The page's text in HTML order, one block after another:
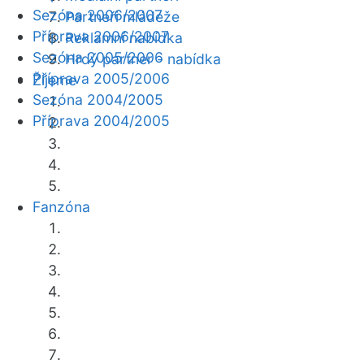
Partneři mládeže
Reklamní nabídka
Hrdý partner - nabídka
Žijeme
Fanzóna
Sezóna 2006/2007
Příprava 2006/2007
Sezóna 2005/2006
Příprava 2005/2006
Sezóna 2004/2005
Příprava 2004/2005